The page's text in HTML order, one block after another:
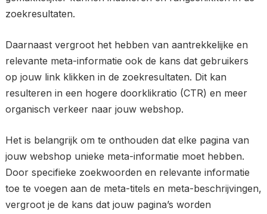
zoekresultaten.
Daarnaast vergroot het hebben van aantrekkelijke en
relevante meta-informatie ook de kans dat gebruikers
op jouw link klikken in de zoekresultaten. Dit kan
resulteren in een hogere doorklikratio (CTR) en meer
organisch verkeer naar jouw webshop.
Het is belangrijk om te onthouden dat elke pagina van
jouw webshop unieke meta-informatie moet hebben.
Door specifieke zoekwoorden en relevante informatie
toe te voegen aan de meta-titels en meta-beschrijvingen,
vergroot je de kans dat jouw pagina’s worden